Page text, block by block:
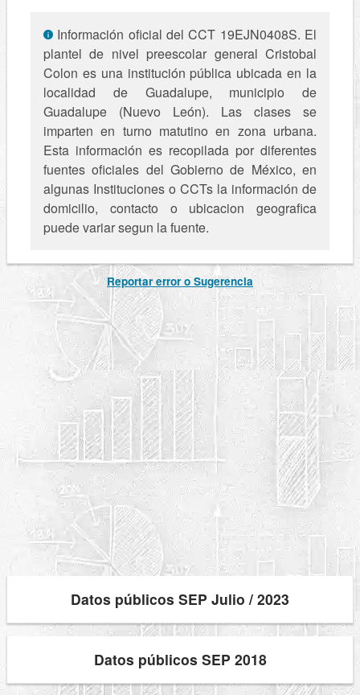
Información oficial del CCT 19EJN0408S. El
plantel de nivel preescolar general Cristobal
Colon es una institución pública ubicada en la
localidad de Guadalupe, municipio de
Guadalupe (Nuevo León). Las clases se
imparten en turno matutino en zona urbana.
Esta información es recopilada por diferentes
fuentes oficiales del Gobierno de México, en
algunas Instituciones o CCTs la información de
domicilio, contacto o ubicacion geografica
puede variar segun la fuente.
Reportar error o Sugerencia
Datos públicos SEP Julio / 2023
Datos públicos SEP 2018